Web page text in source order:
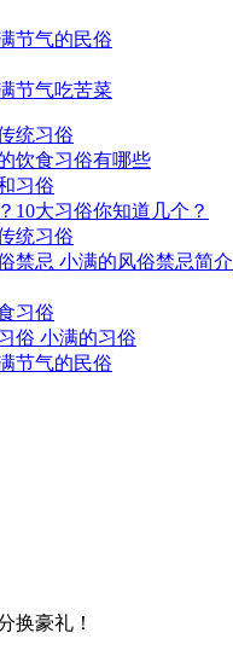
节气的民俗
节气吃苦菜
统习俗
饮食习俗有哪些
习俗
10大习俗你知道几个？
统习俗
禁忌 小满的风俗禁忌简介
习俗
俗 小满的习俗
节气的民俗
换豪礼！